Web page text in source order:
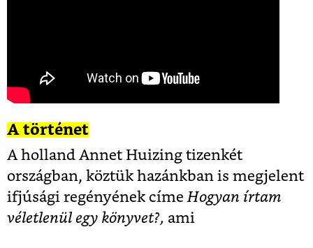
A történet
A holland Annet Huizing tizenkét
országban, köztük hazánkban is megjelent
ifjúsági regényének címeHogyan írtam
véletlenül egy könyvet?, ami